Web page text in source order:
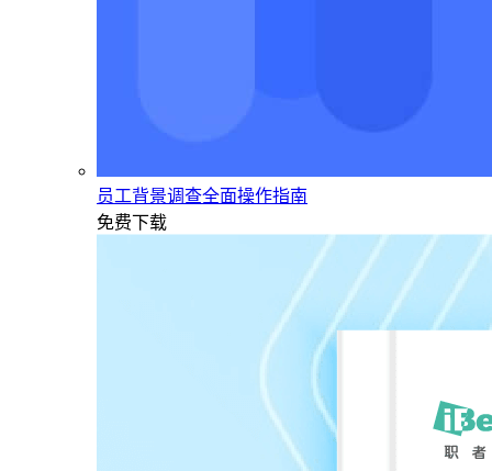
员工背景调查全面操作指南
免费下载